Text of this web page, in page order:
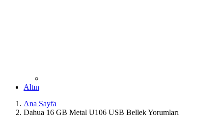
Altın
Ana Sayfa
Dahua 16 GB Metal U106 USB Bellek Yorumları